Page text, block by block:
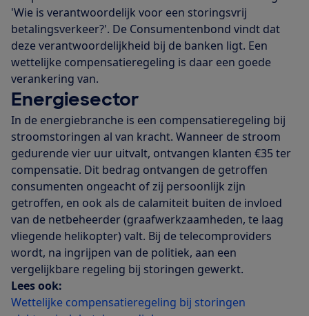
'Wie is verantwoordelijk voor een storingsvrij
betalingsverkeer?'. De Consumentenbond vindt dat
deze verantwoordelijkheid bij de banken ligt. Een
wettelijke compensatieregeling is daar een goede
verankering van.
Energiesector
In de energiebranche is een compensatieregeling bij
stroomstoringen al van kracht. Wanneer de stroom
gedurende vier uur uitvalt, ontvangen klanten €35 ter
compensatie. Dit bedrag ontvangen de getroffen
consumenten ongeacht of zij persoonlijk zijn
getroffen, en ook als de calamiteit buiten de invloed
van de netbeheerder (graafwerkzaamheden, te laag
vliegende helikopter) valt. Bij de telecomproviders
wordt, na ingrijpen van de politiek, aan een
vergelijkbare regeling bij storingen gewerkt.
Lees ook:
Wettelijke compensatieregeling bij storingen